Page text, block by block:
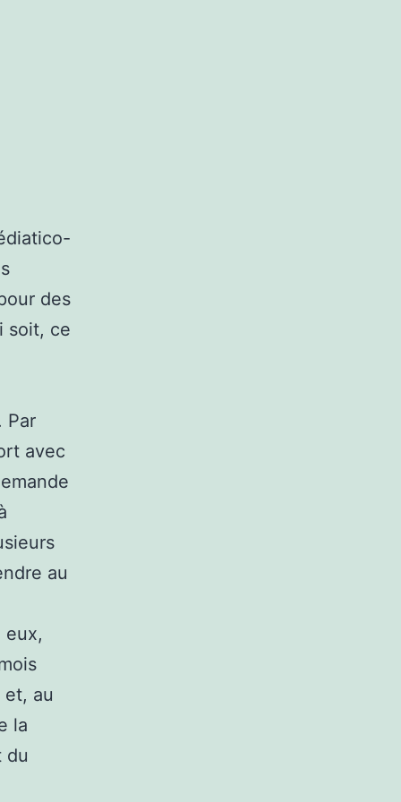
des
soit, ce
Par
avec
au
eux,
au
la
du